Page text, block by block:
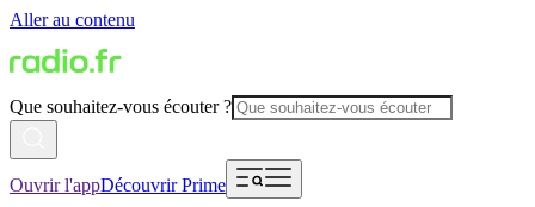
Aller au contenu
Que souhaitez-vous écouter ?
Ouvrir l'appDécouvrir Prime